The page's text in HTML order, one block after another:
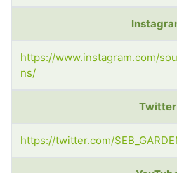
https://www.instagram.com/
ns/
Twitter
https://twitter.com/